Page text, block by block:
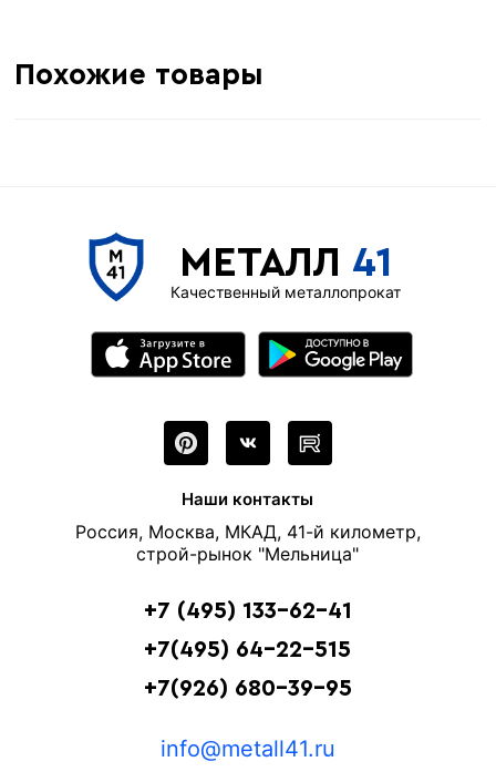
Похожие товары
МЕТАЛЛ 41
Качественный металлопрокат
Наши контакты
Россия, Москва, МКАД, 41-й километр,
строй-рынок "Мельница"
+7 (495) 133-62-41
+7(495) 64-22-515
+7(926) 680-39-95
info@metall41.ru